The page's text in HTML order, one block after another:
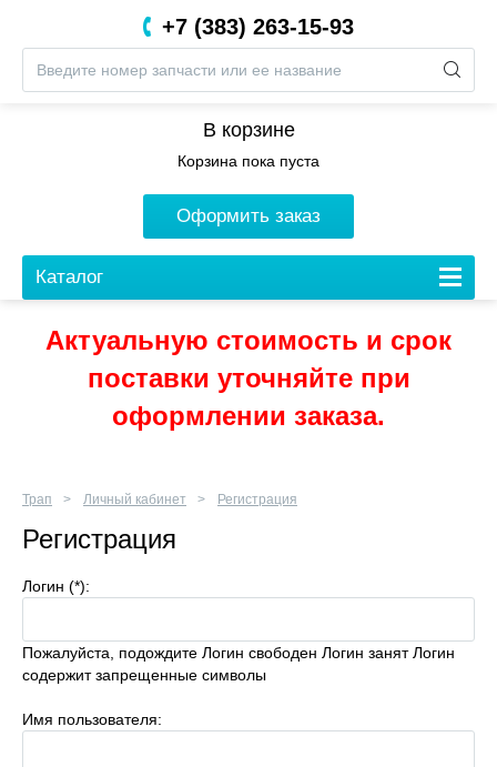
8 (800) 201-05-06
+7 (383) 263-15-93
В корзине
Корзина пока пуста
Оформить заказ
Каталог
Актуальную стоимость и срок
поставки уточняйте при
оформлении заказа.
Трап Личный кабинет Регистрация
Регистрация
Логин (*):
Пожалуйста, подождите Логин свободен Логин занят Логин
содержит запрещенные символы
Имя пользователя: